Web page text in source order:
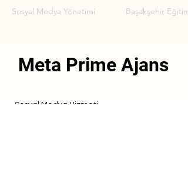
Sosyal Medya Yönetimi Başakşehir
Meta Prime Ajans
Sosyal Medya Hizmeti